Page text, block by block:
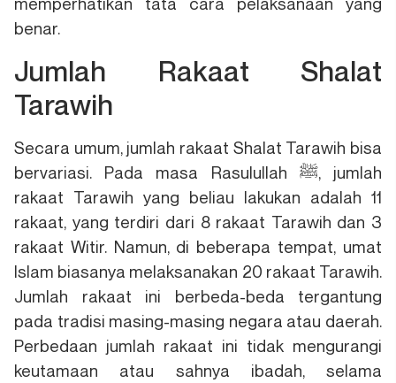
benar.
Jumlah Rakaat Shalat
Tarawih
Secara umum, jumlah rakaat Shalat Tarawih bisa
bervariasi. Pada masa Rasulullah ﷺ, jumlah
rakaat Tarawih yang beliau lakukan adalah 11
rakaat, yang terdiri dari 8 rakaat Tarawih dan 3
rakaat Witir. Namun, di beberapa tempat, umat
Islam biasanya melaksanakan 20 rakaat Tarawih.
Jumlah rakaat ini berbeda-beda tergantung
pada tradisi masing-masing negara atau daerah.
Perbedaan jumlah rakaat ini tidak mengurangi
keutamaan atau sahnya ibadah, selama